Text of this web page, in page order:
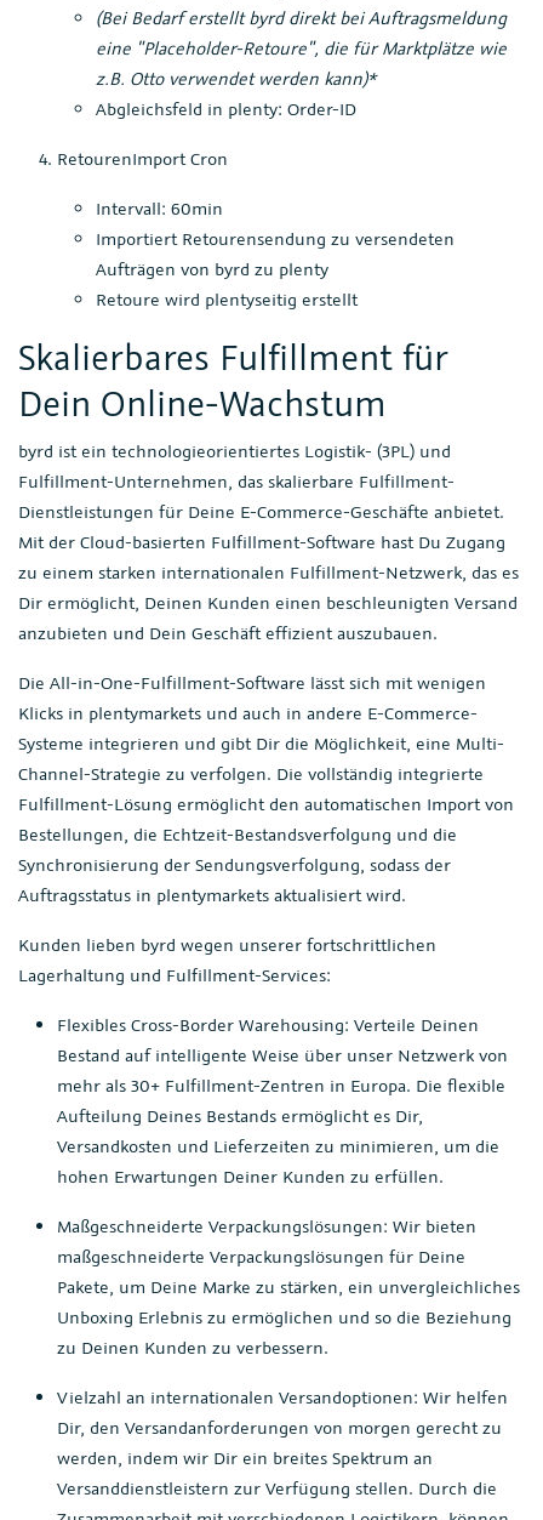
(Bei Bedarf erstellt byrd direkt bei Auftragsmeldung
eine "Placeholder-Retoure", die für Marktplätze wie
z.B. Otto verwendet werden kann)*
Abgleichsfeld in plenty: Order-ID
RetourenImport Cron
Intervall: 60min
Importiert Retourensendung zu versendeten
Aufträgen von byrd zu plenty
Retoure wird plentyseitig erstellt
Skalierbares Fulfillment für
Dein Online-Wachstum
byrd ist ein technologieorientiertes Logistik- (3PL) und
Fulfillment-Unternehmen, das skalierbare Fulfillment-
Dienstleistungen für Deine E-Commerce-Geschäfte anbietet.
Mit der Cloud-basierten Fulfillment-Software hast Du Zugang
zu einem starken internationalen Fulfillment-Netzwerk, das es
Dir ermöglicht, Deinen Kunden einen beschleunigten Versand
anzubieten und Dein Geschäft effizient auszubauen.
Die All-in-One-Fulfillment-Software lässt sich mit wenigen
Klicks in plentymarkets und auch in andere E-Commerce-
Systeme integrieren und gibt Dir die Möglichkeit, eine Multi-
Channel-Strategie zu verfolgen. Die vollständig integrierte
Fulfillment-Lösung ermöglicht den automatischen Import von
Bestellungen, die Echtzeit-Bestandsverfolgung und die
Synchronisierung der Sendungsverfolgung, sodass der
Auftragsstatus in plentymarkets aktualisiert wird.
Kunden lieben byrd wegen unserer fortschrittlichen
Lagerhaltung und Fulfillment-Services:
Flexibles Cross-Border Warehousing: Verteile Deinen
Bestand auf intelligente Weise über unser Netzwerk von
mehr als 30+ Fulfillment-Zentren in Europa. Die flexible
Aufteilung Deines Bestands ermöglicht es Dir,
Versandkosten und Lieferzeiten zu minimieren, um die
hohen Erwartungen Deiner Kunden zu erfüllen.
Maßgeschneiderte Verpackungslösungen: Wir bieten
maßgeschneiderte Verpackungslösungen für Deine
Pakete, um Deine Marke zu stärken, ein unvergleichliches
Unboxing Erlebnis zu ermöglichen und so die Beziehung
zu Deinen Kunden zu verbessern.
Vielzahl an internationalen Versandoptionen: Wir helfen
Dir, den Versandanforderungen von morgen gerecht zu
werden, indem wir Dir ein breites Spektrum an
Versanddienstleistern zur Verfügung stellen. Durch die